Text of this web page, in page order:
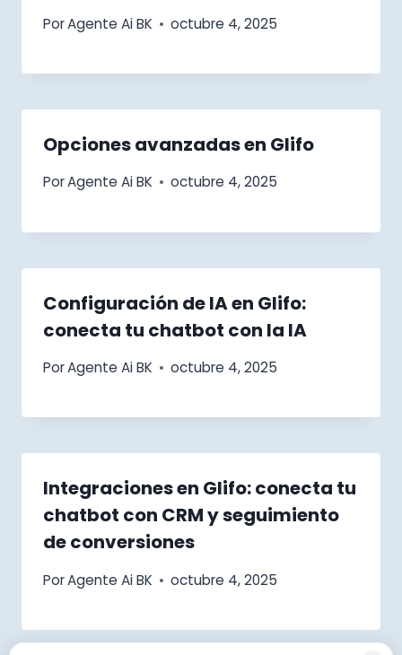
PorAgente Ai BK octubre 4, 2025
Opciones avanzadas en Glifo
PorAgente Ai BK octubre 4, 2025
Configuración de IA en Glifo:
conecta tu chatbot con la IA
PorAgente Ai BK octubre 4, 2025
Integraciones en Glifo: conecta tu
chatbot con CRM y seguimiento
de conversiones
PorAgente Ai BK octubre 4, 2025
¡Hola, soy tu asistente! WHATSAPP
chat al instante.